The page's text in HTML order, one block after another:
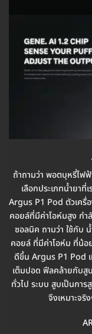
ถ้าถามว่า พอตบุหรี่ไฟฟ้
เลือกประเภทน้ำยาที่
Argus P1 Pod ตัวเครื่
คอยล์ที่มีค่าโอห์มสูง กำ
ซอลนิค ถามว่า ใช้กับ
คอยล์ ที่มีค่าโอห์ม ที่น้อ
ดีขึ้น Argus P1 Pod
เต็มปอด ฟีลคล้ายกับสู
ทั่วไป ระบบ สูบเป็นกา
จึงเหมาะจ